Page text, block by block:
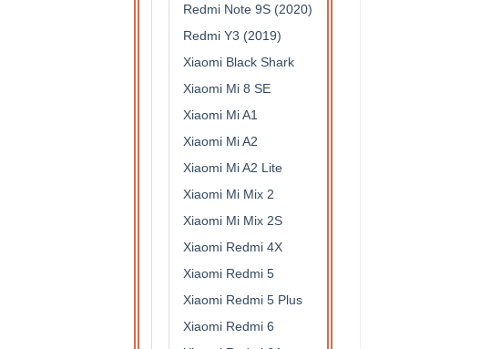
Redmi Note 9S (2020)
Redmi Y3 (2019)
Xiaomi Black Shark
Xiaomi Mi 8 SE
Xiaomi Mi A1
Xiaomi Mi A2
Xiaomi Mi A2 Lite
Xiaomi Mi Mix 2
Xiaomi Mi Mix 2S
Xiaomi Redmi 4X
Xiaomi Redmi 5
Xiaomi Redmi 5 Plus
Xiaomi Redmi 6